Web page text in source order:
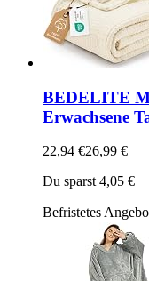
BEDELITE
Erwachsene
22,94 €26,99 €
Du sparst 4,05 €
Befristetes